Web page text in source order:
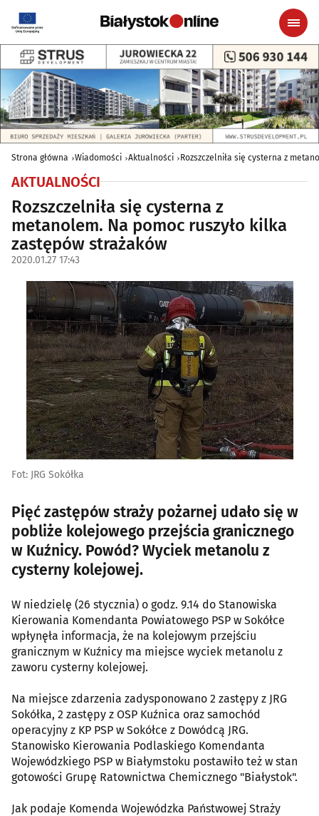
Strona główna Wiadomości Aktualności Rozszczelniła się cysterna z
AKTUALNOŚCI
Rozszczelniła się cysterna z
metanolem. Na pomoc ruszyło kilka
zastępów strażaków
2020.01.27 17:43
Fot: JRG Sokółka
Pięć zastępów straży pożarnej udało się w
pobliże kolejowego przejścia granicznego
w Kuźnicy. Powód? Wyciek metanolu z
cysterny kolejowej.
W niedzielę (26 stycznia) o godz. 9.14 do Stanowiska
Kierowania Komendanta Powiatowego PSP w Sokółce
wpłynęła informacja, że na kolejowym przejściu
granicznym w Kuźnicy ma miejsce wyciek metanolu z
zaworu cysterny kolejowej.
Na miejsce zdarzenia zadysponowano 2 zastępy z JRG
Sokółka, 2 zastępy z OSP Kuźnica oraz samochód
operacyjny z KP PSP w Sokółce z Dowódcą JRG.
Stanowisko Kierowania Podlaskiego Komendanta
Wojewódzkiego PSP w Białymstoku postawiło też w stan
gotowości Grupę Ratownictwa Chemicznego "Białystok".
Jak podaje Komenda Wojewódzka Państwowej Straży